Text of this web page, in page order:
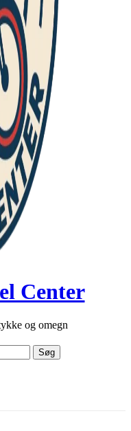
Center
og omegn
Søg